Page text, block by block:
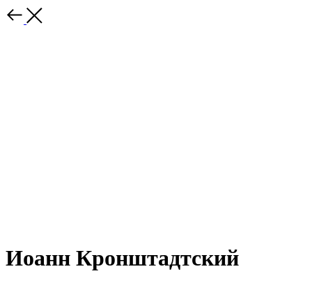
Иоанн Кронштадтский